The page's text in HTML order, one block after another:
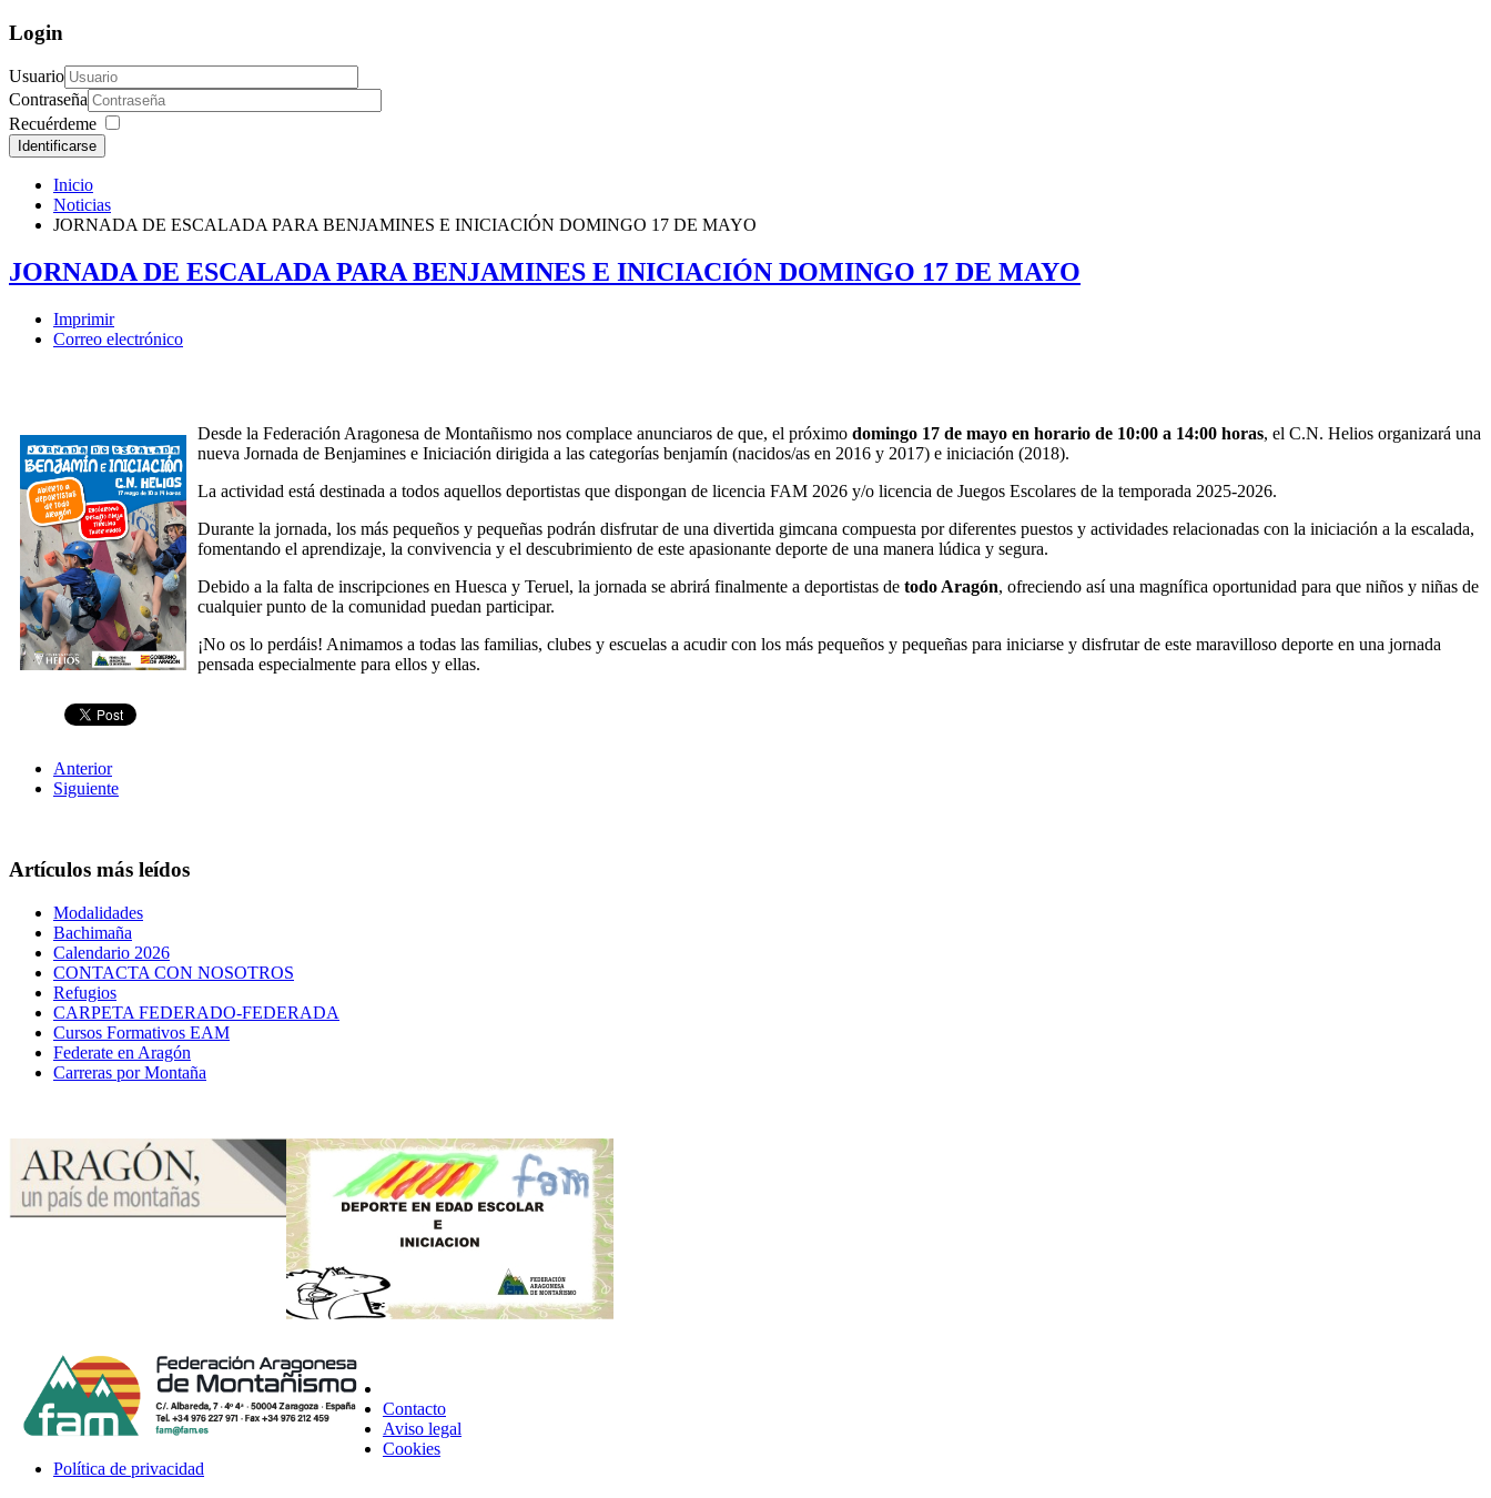
Login
Usuario
Contraseña
Recuérdeme
Identificarse
Inicio
Noticias
JORNADA DE ESCALADA PARA BENJAMINES E INICIACIÓN DOMINGO 17 DE MAYO
JORNADA DE ESCALADA PARA BENJAMINES E INICIACIÓN DOMINGO 17 DE MAYO
Imprimir
Correo electrónico
Desde la Federación Aragonesa de Montañismo nos complace anunciaros de que, el próximo domingo 17 de mayo en horario de 10:00 a 14:00 horas, el C.N. Helios organizará una
nueva Jornada de Benjamines e Iniciación dirigida a las categorías benjamín (nacidos/as en 2016 y 2017) e iniciación (2018).
La actividad está destinada a todos aquellos deportistas que dispongan de licencia FAM 2026 y/o licencia de Juegos Escolares de la temporada 2025-2026.
Durante la jornada, los más pequeños y pequeñas podrán disfrutar de una divertida gimcana compuesta por diferentes puestos y actividades relacionadas con la iniciación a la escalada,
fomentando el aprendizaje, la convivencia y el descubrimiento de este apasionante deporte de una manera lúdica y segura.
Debido a la falta de inscripciones en Huesca y Teruel, la jornada se abrirá finalmente a deportistas de todo Aragón, ofreciendo así una magnífica oportunidad para que niños y niñas de
cualquier punto de la comunidad puedan participar.
¡No os lo perdáis! Animamos a todas las familias, clubes y escuelas a acudir con los más pequeños y pequeñas para iniciarse y disfrutar de este maravilloso deporte en una jornada
pensada especialmente para ellos y ellas.
Anterior
Siguiente
Artículos más leídos
Modalidades
Bachimaña
Calendario 2026
CONTACTA CON NOSOTROS
Refugios
CARPETA FEDERADO-FEDERADA
Cursos Formativos EAM
Federate en Aragón
Carreras por Montaña
Contacto
Aviso legal
Cookies
Política de privacidad